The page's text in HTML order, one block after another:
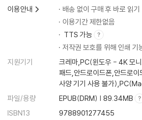
이용안내
배송 없이 구매 후 바로 읽기
이용기간 제한없음
TTS 가능
저작권 보호를 위해 인쇄 기
지원기기
크레마,PC(윈도우 - 4K 모
패드,안드로이드폰,안드로
사양 기기 사용 불가
파일/용량
EPUB(DRM) | 89.34MB
ISBN13
9788901277455